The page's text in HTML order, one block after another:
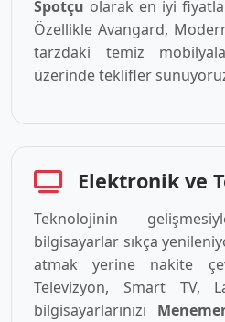
Spotçu olarak en iyi
Özellikle Avangard,
tarzdaki temiz
üzerinde teklifler
Elektronik ve
Teknolojinin
bilgisayarlar sıkça
atmak yerine nakite
Televizyon, Smart TV,
bilgisayarlarınızı